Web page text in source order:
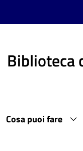
Biblioteca
Cosa puoi fare